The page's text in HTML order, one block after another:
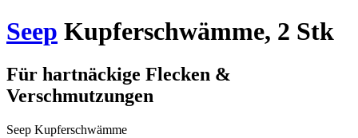
Seep Kupferschwämme, 2 Stk
Für hartnäckige Flecken &
Verschmutzungen
Seep Kupferschwämme